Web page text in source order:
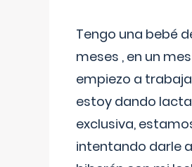
Tengo una bebé
meses , en un mes
empiezo a
estoy dando
exclusiva,
intentando darle